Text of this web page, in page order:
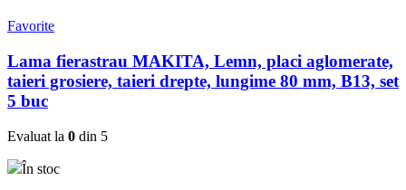
Favorite
Lama fierastrau MAKITA, Lemn, placi aglomerate,
taieri grosiere, taieri drepte, lungime 80 mm, B13, set
5 buc
Evaluat la 0 din 5
În stoc